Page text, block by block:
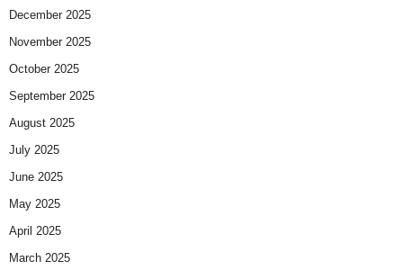
December 2025
November 2025
October 2025
September 2025
August 2025
July 2025
June 2025
May 2025
April 2025
March 2025